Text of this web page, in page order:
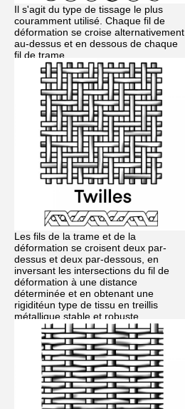
Il s'agit du type de tissage le plus
couramment utilisé. Chaque fil de
déformation se croise alternativement
au-dessus et en dessous de chaque
fil de trame.
Les fils de la trame et de la
déformation se croisent deux par-
dessus et deux par-dessous, en
inversant les intersections du fil de
déformation à une distance
déterminée et en obtenant une
rigiditéun type de tissu en treillis
métallique stable et robuste